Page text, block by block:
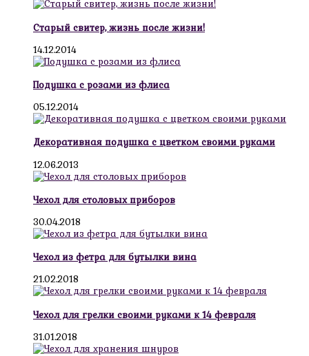
Старый свитер, жизнь после жизни!
14.12.2014
Подушка с розами из флиса
05.12.2014
Декоративная подушка с цветком своими руками
12.06.2013
Чехол для столовых приборов
30.04.2018
Чехол из фетра для бутылки вина
21.02.2018
Чехол для грелки своими руками к 14 февраля
31.01.2018